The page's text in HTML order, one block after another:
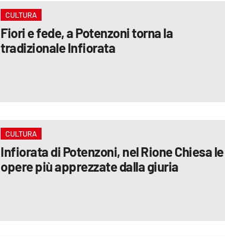
CULTURA
Fiori e fede, a Potenzoni torna la
tradizionale Infiorata
CULTURA
Infiorata di Potenzoni, nel Rione Chiesa le
opere più apprezzate dalla giuria